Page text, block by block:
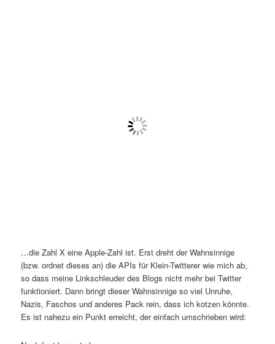
…die Zahl X eine Apple-Zahl ist. Erst dreht der Wahnsinnige
(bzw. ordnet dieses an) die APIs für Klein-Twitterer wie mich ab,
so dass meine Linkschleuder des Blogs nicht mehr bei Twitter
funktioniert. Dann bringt dieser Wahnsinnige so viel Unruhe,
Nazis, Faschos und anderes Pack rein, dass ich kotzen könnte.
Es ist nahezu ein Punkt erreicht, der einfach umschrieben wird: